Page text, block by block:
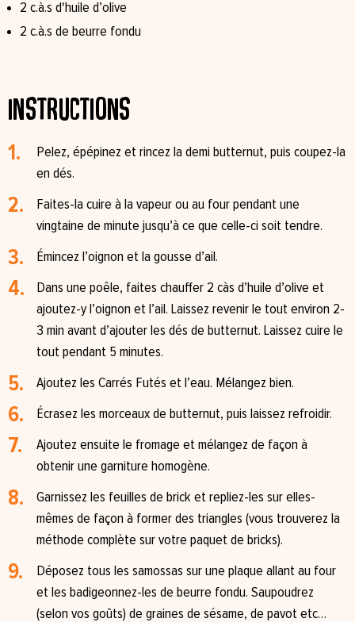
2 c.à.s d'huile d’olive⁠
2 c.à.s de beurre fondu⁠
Instructions
Pelez, épépinez et rincez la demi butternut, puis coupez-la
en dés.⁠
Faites-la cuire à la vapeur ou au four pendant une
vingtaine de minute jusqu’à ce que celle-ci soit tendre.⁠
Émincez l’oignon et la gousse d’ail. ⁠
Dans une poêle, faites chauffer 2 càs d’huile d’olive et
ajoutez-y l’oignon et l’ail. Laissez revenir le tout environ 2-
3 min avant d’ajouter les dés de butternut. Laissez cuire le
tout pendant 5 minutes.⁠
Ajoutez les Carrés Futés et l’eau. Mélangez bien. ⁠
Écrasez les morceaux de butternut, puis laissez refroidir.⁠
Ajoutez ensuite le fromage et mélangez de façon à
obtenir une garniture homogène.⁠
Garnissez les feuilles de brick et repliez-les sur elles-
mêmes de façon à former des triangles (vous trouverez la
méthode complète sur votre paquet de bricks).⁠
Déposez tous les samossas sur une plaque allant au four
et les badigeonnez-les de beurre fondu. Saupoudrez
(selon vos goûts) de graines de sésame, de pavot etc…⁠